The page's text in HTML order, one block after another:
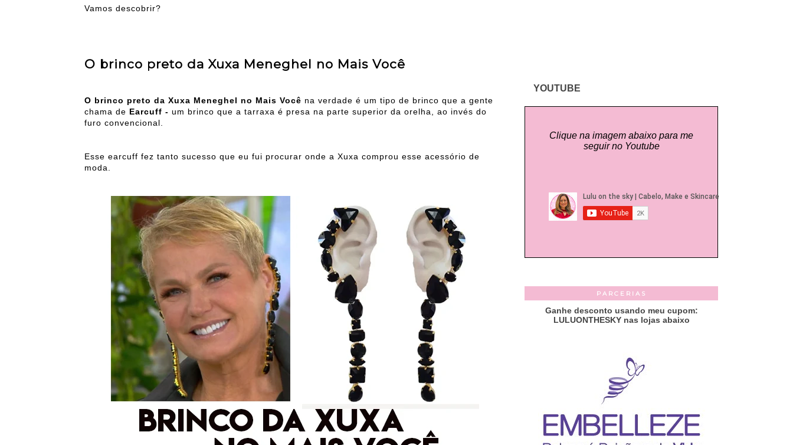
Vamos descobrir?
O brinco preto da Xuxa Meneghel no Mais Você
O brinco preto da Xuxa Meneghel no Mais Você na verdade é um tipo de brinco que a gente
chama de Earcuff - um brinco que a tarraxa é presa na parte superior da orelha, ao invés do
furo convencional.
Esse earcuff fez tanto sucesso que eu fui procurar onde a Xuxa comprou esse acessório de
moda.
YOUTUBE
Clique na imagem abaixo para me
seguir no Youtube
PARCERIAS
Ganhe desconto usando meu cupom:
LULUONTHESKY nas lojas abaixo